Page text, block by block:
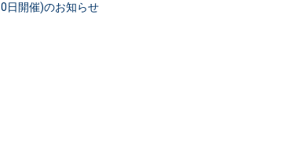
日開催)のお知らせ